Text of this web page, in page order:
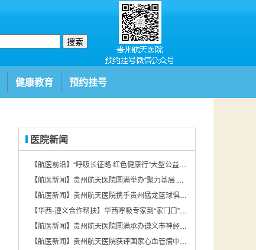
搜索
健康教育 预约挂号
医院新闻
【航医前沿】“呼吸长征路·红色健康行”大型公益项目遵义站在贵州航天医院圆满举行
【航医新闻】贵州航天医院圆满举办“聚力基层 赋能发展——2026年贵州基层医疗机构消毒供应学术交流会第四期”
【航医新闻】贵州航天医院携手贵州猛龙篮球俱乐部探索“体医融合”新路径
【华西-遵义合作帮扶】华西呼吸专家到“家门口”看病！大家直呼“太方便了”
【航医新闻】贵州航天医院圆满承办遵义市神经疾病规范化诊治暨远程脑电图培训会
【航医新闻】贵州航天医院获评国家心血管病中心肺动脉高压专科联盟培育中心